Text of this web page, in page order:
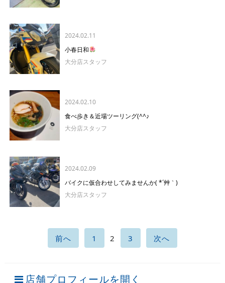
2024.02.11
小春日和
大分店スタッフ
2024.02.10
食べ歩き＆近場ツーリング(^^♪
大分店スタッフ
2024.02.09
バイクに仮合わせしてみませんか( *´艸｀)
大分店スタッフ
前へ 1 2 3 次へ
店舗プロフィールを開く